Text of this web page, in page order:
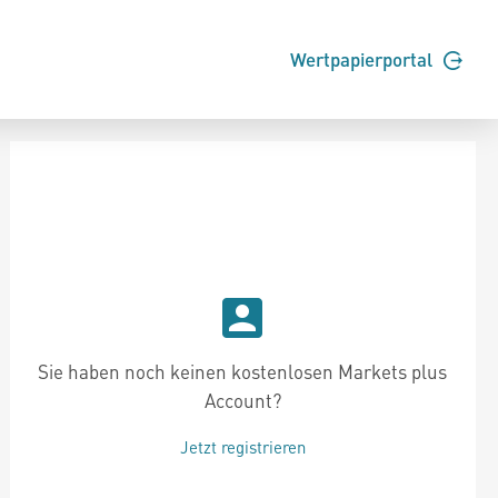
Wertpapierportal
Sie haben noch keinen kostenlosen Markets plus
Account?
Jetzt registrieren